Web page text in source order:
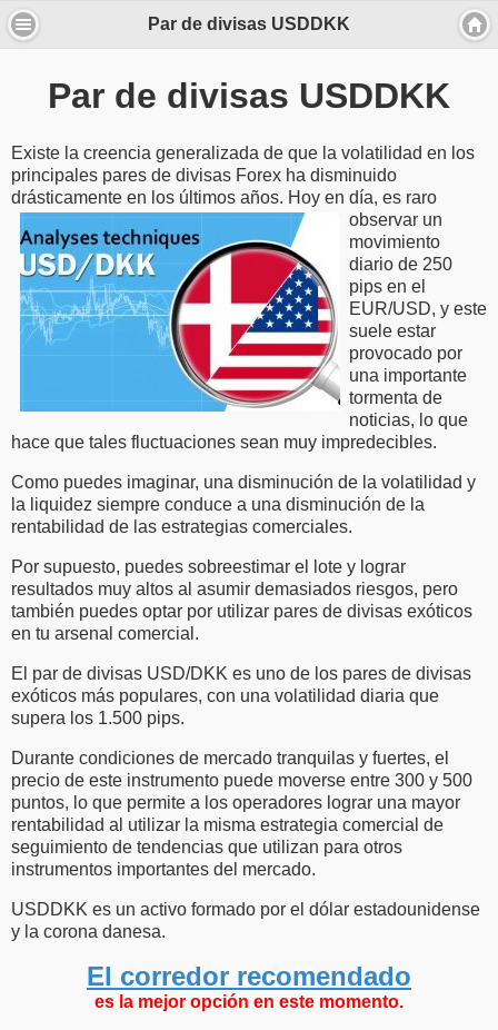
Par de divisas USDDKK
Par de divisas USDDKK
Existe la creencia generalizada de que la volatilidad en los
principales pares de divisas Forex ha disminuido
drásticamente en los últimos años. Hoy en día, es raro
observar un
movimiento
diario de 250
pips en el
EUR/USD, y este
suele estar
provocado por
una importante
tormenta de
noticias, lo que
hace que tales fluctuaciones sean muy impredecibles.
Como puedes imaginar, una disminución de la volatilidad y
la liquidez siempre conduce a una disminución de la
rentabilidad de las estrategias comerciales.
Por supuesto, puedes sobreestimar el lote y lograr
resultados muy altos al asumir demasiados riesgos, pero
también puedes optar por utilizar pares de divisas exóticos
en tu arsenal comercial.
El par de divisas USD/DKK es uno de los pares de divisas
exóticos más populares, con una volatilidad diaria que
supera los 1.500 pips.
Durante condiciones de mercado tranquilas y fuertes, el
precio de este instrumento puede moverse entre 300 y 500
puntos, lo que permite a los operadores lograr una mayor
rentabilidad al utilizar la misma estrategia comercial de
seguimiento de tendencias que utilizan para otros
instrumentos importantes del mercado.
USDDKK es un activo formado por el dólar estadounidense
y la corona danesa.
El corredor recomendado
es la mejor opción en este momento.